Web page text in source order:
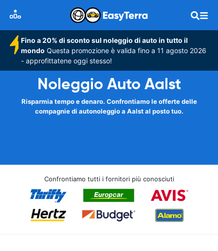
Fino a 20% di sconto sul noleggio di auto in tutto il
mondo Questa promozione è valida fino a 11 agosto 2026
- approfittatene oggi stesso!
Noleggio Auto Aalst
Risparmia tempo e denaro. Confrontiamo le offerte delle
compagnie di autonoleggio a Aalst al posto tuo.
Confrontiamo tutti i fornitori più conosciuti